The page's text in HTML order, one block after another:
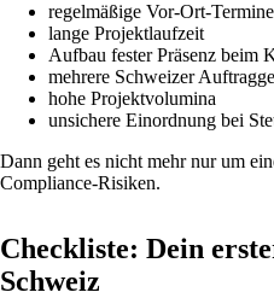
regelmäßige Vor-Ort-
lange Projektlaufzeit
Aufbau fester Präsenz beim
mehrere Schweizer
hohe Projektvolumina
unsichere Einordnung bei
Dann geht es nicht mehr nur um
Compliance-Risiken.
Checkliste: Dein
Schweiz